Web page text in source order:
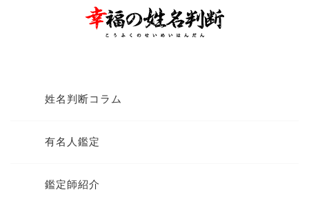
姓名判断コラム
有名人鑑定
鑑定師紹介